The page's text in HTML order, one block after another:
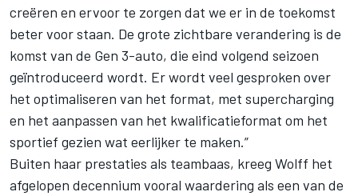
creëren en ervoor te zorgen dat we er in de toekomst
beter voor staan. De grote zichtbare verandering is de
komst van de Gen 3-auto, die eind volgend seizoen
geïntroduceerd wordt. Er wordt veel gesproken over
het optimaliseren van het format, met supercharging
en het aanpassen van het kwalificatieformat om het
sportief gezien wat eerlijker te maken.”
Buiten haar prestaties als teambaas, kreeg Wolff het
afgelopen decennium vooral waardering als een van de